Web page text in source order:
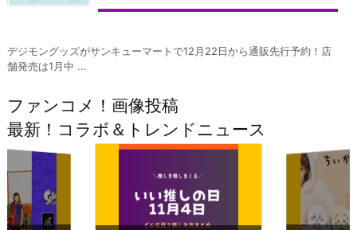
デジモングッズがサンキューマートで12月22日から通販先行予約！店
舗発売は1月中 ...
ファンコメ！画像投稿
最新！コラボ＆トレンドニュース